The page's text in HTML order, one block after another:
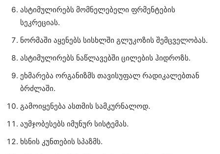
ასტიმულირებს მომნელებელი ფრმენტების
სეკრეციას.
ნორმაში აყენებს სისხლში გლუკოზის შემცველობას.
ასტიმულირებს ნაწლავებში ცილების ჰიდროზს.
ეხმარება ორგანიზმს თავისუფალ რადიკალებთან
ბრძლაში.
გამოიყენება ასთმის სამკურნალოდ.
აუმჯობესებს იმუნურ სისტემას.
ხსნის კუნთების სპაზმს.